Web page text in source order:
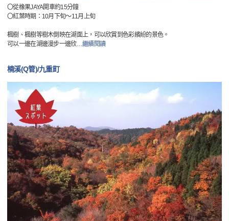
〇從橡果JAYA開車約15分鐘
〇紅葉時期：10月下旬～11月上旬
楓樹、楓樹等樹木倒映在湖面上，可以欣賞到色彩繽紛的景色。
可以一邊在湖邊漫步一邊欣…繼續閱讀
楠溪(Q管)/九重町